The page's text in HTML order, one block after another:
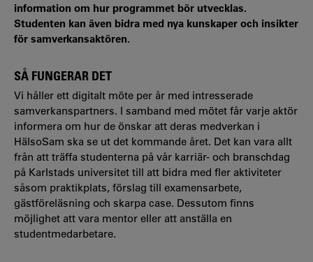
information om hur programmet bör utvecklas.
Studenten kan även bidra med nya kunskaper och insikter
för samverkansaktören.
SÅ FUNGERAR DET
Vi håller ett digitalt möte per år med intresserade
samverkanspartners. I samband med mötet får varje aktör
informera om hur de önskar att deras medverkan i
HälsoSam ska se ut det kommande året. Det kan vara allt
från att träffa studenterna på vår karriär- och branschdag
på Karlstads universitet till att bidra med fler aktiviteter
såsom praktikplats, förslag till examensarbete,
gästföreläsning och skarpa case. Dessutom finns
möjlighet att vara mentor eller att anställa en
studentmedarbetare.